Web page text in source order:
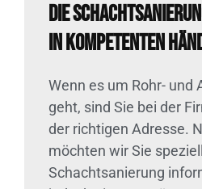
Die
in kompetenten
Wenn es um Rohr- und
geht, sind Sie bei der
der richtigen Adresse.
möchten wir Sie
Schachtsanierung